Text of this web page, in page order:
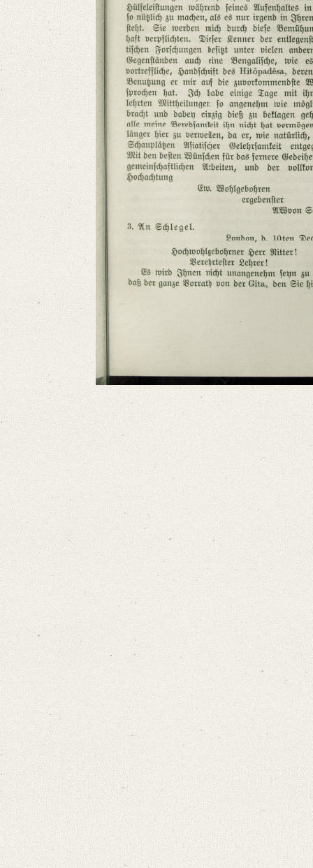
Manuscript
Provider: Dresden, Sächsische Landesbibliothek - Staats- und
OAI Id: DE-611-34965
Classification Number: Mscr.Dresd.e.90,XIX,Bd.14,Nr.14
Number of Pages: 3 S. auf Doppelbl., hs. m. U. u. Adresse
Editors
Bamberg, Claudia
Varwig, Olivia